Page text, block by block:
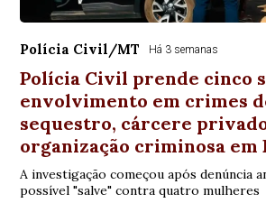
Polícia Civil/MT Há 3 semanas
Polícia Civil prende cinco
envolvimento em crimes
sequestro, cárcere
organização criminosa em
A investigação começou após denúncia
possível "salve" contra quatro mulheres